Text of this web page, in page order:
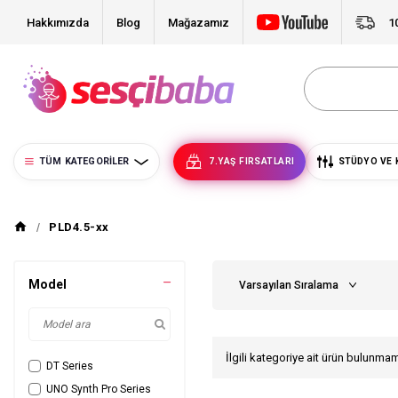
Hakkımızda Blog Mağazamız
TÜM KATEGORILER 7.YAŞ FIRSATLARI STÜDYO VE
PLD4.5-xx
Model
DT Series
UNO Synth Pro Series
İlgili kategoriye ait ürün